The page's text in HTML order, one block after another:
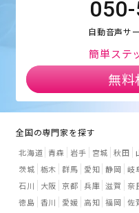
自動音声サ
簡単ステ
無料
全国の専門家を探す
北海道 青森 岩手 宮城 秋田
茨城 栃木 群馬 愛知 静岡 岐
石川
大阪 京都 兵庫 滋賀 奈
徳島 香川 愛媛 高知 福岡 佐